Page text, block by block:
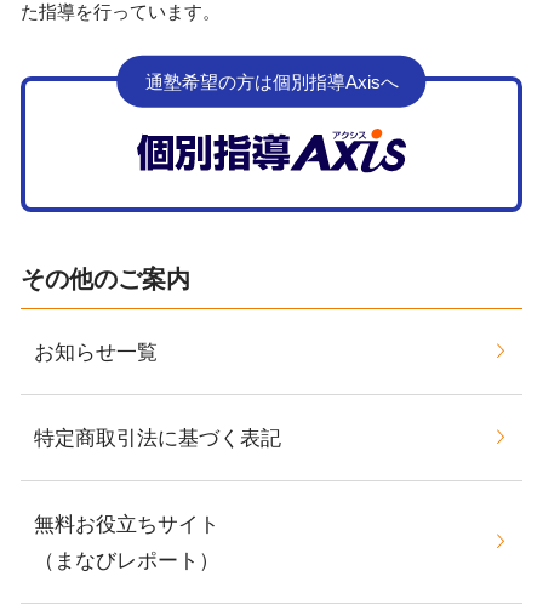
た指導を行っています。
通塾希望の方は個別指導Axisへ
その他のご案内
お知らせ一覧
特定商取引法に基づく表記
無料お役立ちサイト
（まなびレポート）